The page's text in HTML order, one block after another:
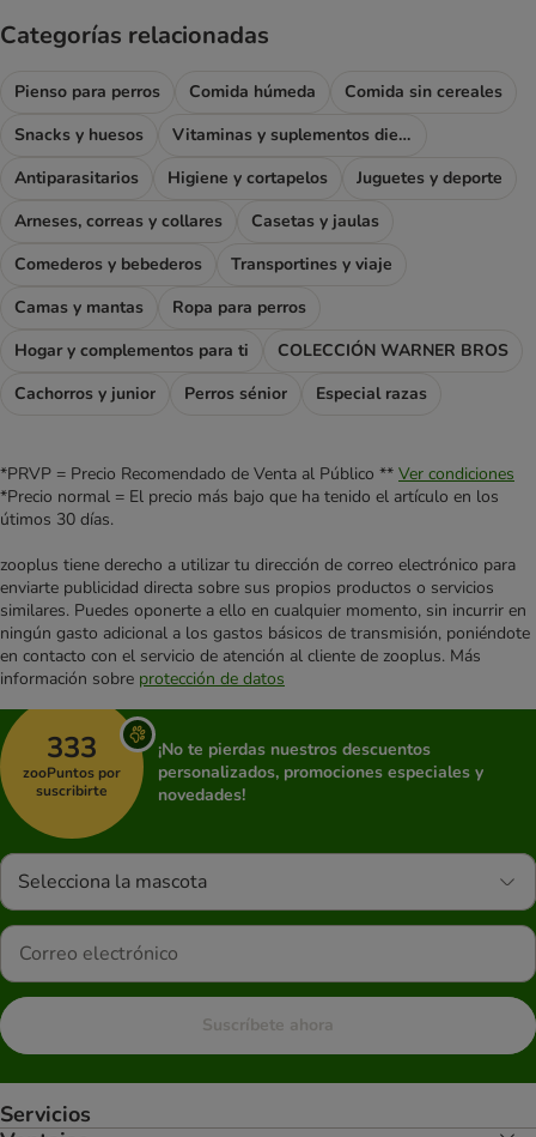
Categorías relacionadas
Pienso para perros Comida húmeda
Comida sin cereales
Snacks y huesos
Vitaminas y suplementos dietéticos
Antiparasitarios
Higiene y cortapelos
Juguetes y deporte
Arneses, correas y collares
Casetas y jaulas
Comederos y bebederos
Transportines y viaje
Camas y mantas
Ropa para perros
Hogar y complementos para ti
COLECCIÓN WARNER BROS
Cachorros y junior
Perros sénior Especial razas
*PRVP = Precio Recomendado de Venta al Público ** Ver condiciones
*Precio normal = El precio más bajo que ha tenido el artículo en los
útimos 30 días.
zooplus tiene derecho a utilizar tu dirección de correo electrónico para
enviarte publicidad directa sobre sus propios productos o servicios
similares. Puedes oponerte a ello en cualquier momento, sin incurrir en
ningún gasto adicional a los gastos básicos de transmisión, poniéndote
en contacto con el servicio de atención al cliente de zooplus. Más
información sobre protección de datos
333
zooPuntos por
suscribirte
¡No te pierdas nuestros descuentos
personalizados, promociones especiales y
novedades!
Selecciona la mascota
Suscríbete ahora
Servicios